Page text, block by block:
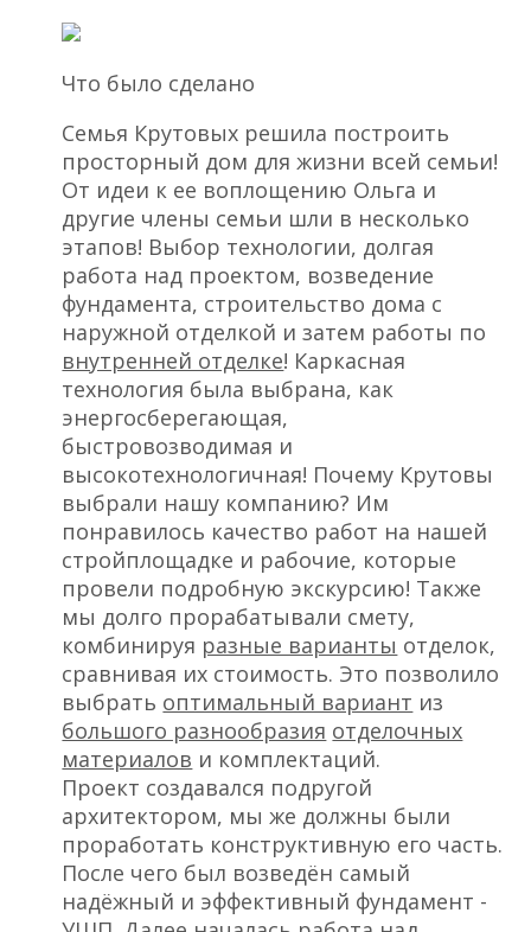
Что было сделано
Семья Крутовых решила построить
просторный дом для жизни всей семьи!
От идеи к ее воплощению Ольга и
другие члены семьи шли в несколько
этапов! Выбор технологии, долгая
работа над проектом, возведение
фундамента, строительство дома с
наружной отделкой и затем работы по
внутренней отделке! Каркасная
технология была выбрана, как
энергосберегающая,
быстровозводимая и
высокотехнологичная! Почему Крутовы
выбрали нашу компанию? Им
понравилось качество работ на нашей
стройплощадке и рабочие, которые
провели подробную экскурсию! Также
мы долго прорабатывали смету,
комбинируя разные варианты отделок,
сравнивая их стоимость. Это позволило
выбрать оптимальный вариант из
большого разнообразия отделочных
материалов и комплектаций.
Проект создавался подругой
архитектором, мы же должны были
проработать конструктивную его часть.
После чего был возведён самый
надёжный и эффективный фундамент -